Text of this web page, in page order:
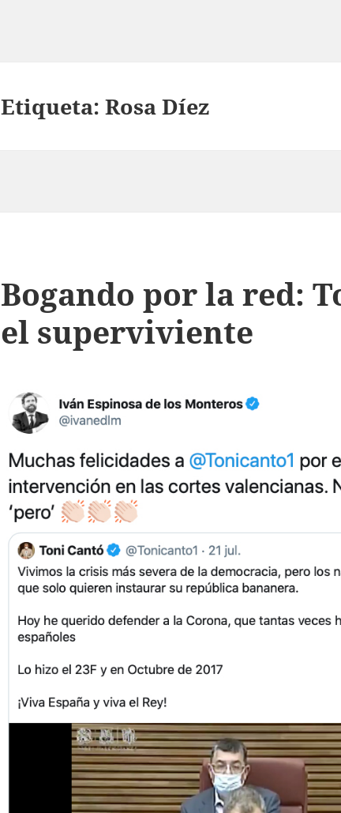
Etiqueta:Rosa Díez
Bogando por la red:
el superviviente